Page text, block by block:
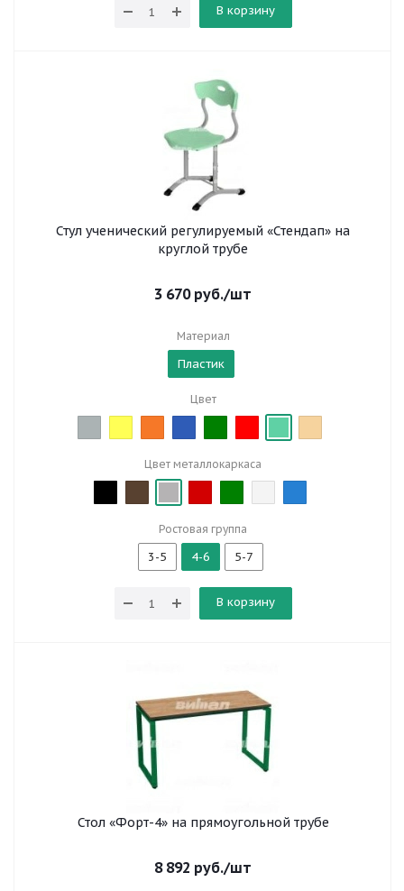
В корзину
Стул ученический регулируемый «Стендап» на
круглой трубе
3 670руб./шт
Материал
Пластик
Цвет
Цвет металлокаркаса
Ростовая группа
3-5 4-6 5-7
В корзину
Стол «Форт-4» на прямоугольной трубе
8 892 руб./шт